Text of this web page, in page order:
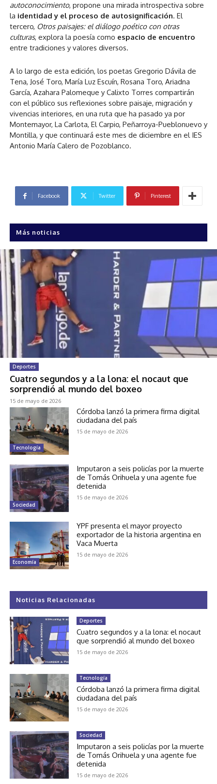
autoconocimiento, propone una mirada introspectiva sobre
la identidad y el proceso de autosignificación. El
tercero, Otros paisajes: el diálogo poético con otras
culturas, explora la poesía como espacio de encuentro
entre tradiciones y valores diversos.
A lo largo de esta edición, los poetas Gregorio Dávila de
Tena, José Toro, María Luz Escuín, Rosana Toro, Ariadna
García, Azahara Palomeque y Calixto Torres compartirán
con el público sus reflexiones sobre paisaje, migración y
vivencias interiores, en una ruta que ha pasado ya por
Montemayor, La Carlota, El Carpio, Peñarroya-Pueblonuevo y
Montilla, y que continuará este mes de diciembre en el IES
Antonio María Calero de Pozoblanco.
Facebook Twitter Pinterest
Más noticias
Deportes
Cuatro segundos y a la lona: el nocaut que
sorprendió al mundo del boxeo
15 de mayo de 2026
Tecnología
Córdoba lanzó la primera firma digital
ciudadana del país
15 de mayo de 2026
Sociedad
Imputaron a seis policías por la muerte
de Tomás Orihuela y una agente fue
detenida
15 de mayo de 2026
Economía
YPF presenta el mayor proyecto
exportador de la historia argentina en
Vaca Muerta
15 de mayo de 2026
Noticias Relacionadas
Deportes
Cuatro segundos y a la lona: el nocaut
que sorprendió al mundo del boxeo
15 de mayo de 2026
Tecnología
Córdoba lanzó la primera firma digital
ciudadana del país
15 de mayo de 2026
Sociedad
Imputaron a seis policías por la muerte
de Tomás Orihuela y una agente fue
detenida
15 de mayo de 2026